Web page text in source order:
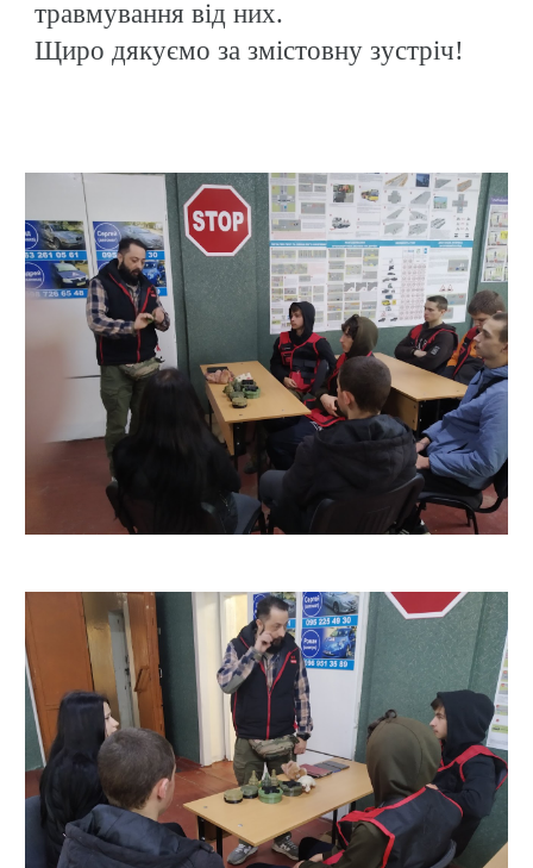
травмування від них.
Щиро дякуємо за змістовну зустріч!